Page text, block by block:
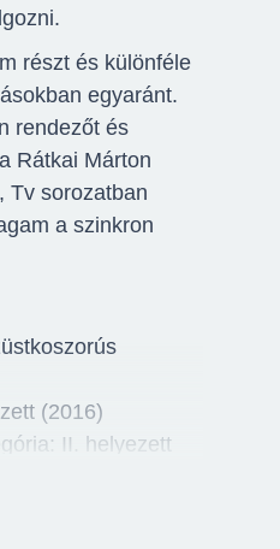
részt és különféle
egyaránt.
rendezőt és
Rátkai Márton
Tv sorozatban
a szinkron
(2016)
II. helyezett